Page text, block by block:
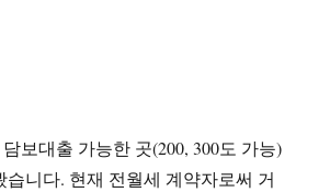
보대출 가능한 곳(200, 300도 가능)
습니다. 현재 전월세 계약자로써 거